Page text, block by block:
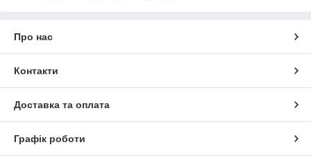
Про нас
Контакти
Доставка та оплата
Графік роботи